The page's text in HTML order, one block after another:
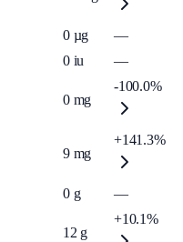
0 µg
—
0 iu —
0 mg
-100.0%
9 mg
+141.3%
0 g —
12 g
+10.1%